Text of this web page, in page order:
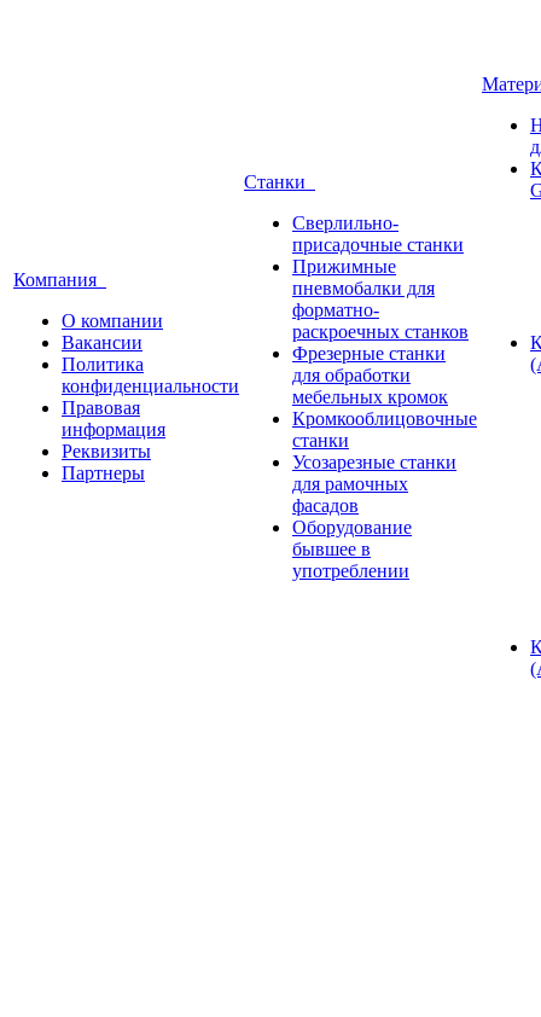
Компания
О компании
Вакансии
Политика
конфиденциальности
Правовая
информация
Реквизиты
Партнеры
Станки
Сверлильно-
присадочные станки
Прижимные
пневмобалки для
форматно-
раскроечных станков
Фрезерные станки
для обработки
мебельных кромок
Кромкооблицовочные
станки
Усозарезные станки
для рамочных
фасадов
Оборудование
бывшее в
употреблении